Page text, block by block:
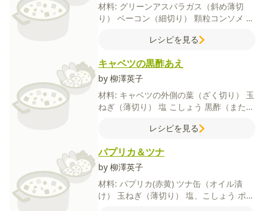
材料: グリーンアスパラガス（斜め薄切
り） ベーコン（細切り） 顆粒コンソメ 塩
レシピを見る
キャベツの黒酢あえ
by 柳澤英子
材料: キャベツの外側の葉（ざく切り） 玉
ねぎ（薄切り） 塩 こしょう 黒酢（または
レシピを見る
パプリカ＆ツナ
by 柳澤英子
材料: パプリカ(赤黄) ツナ缶（オイル漬
け） 玉ねぎ（薄切り） 塩、こしょう ポン